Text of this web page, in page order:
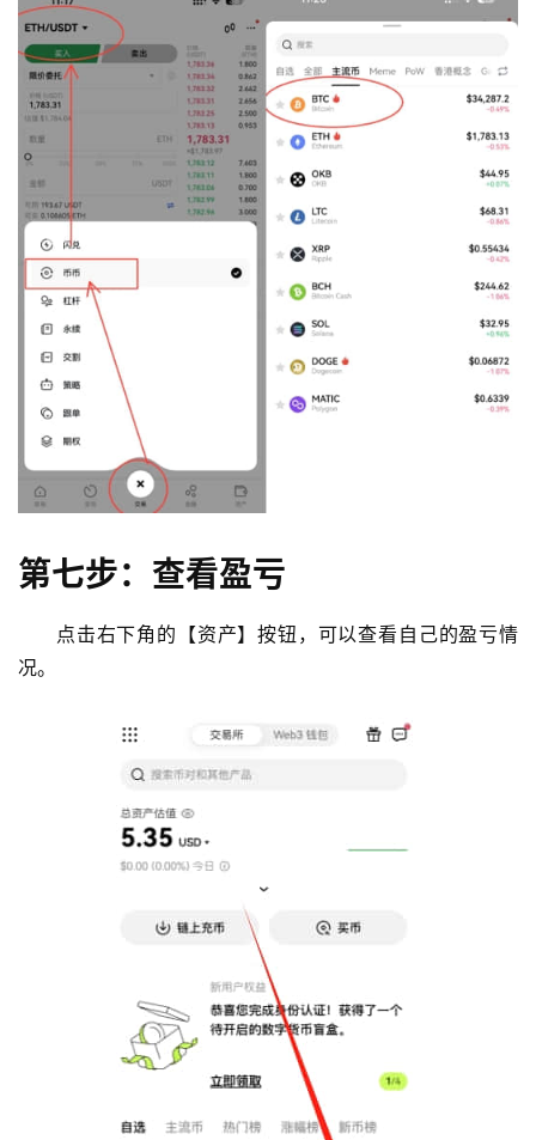
第七步：查看盈亏
点击右下角的【资产】按钮，可以查看自己的盈亏情
况。